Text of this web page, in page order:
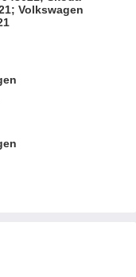
Volkswagen